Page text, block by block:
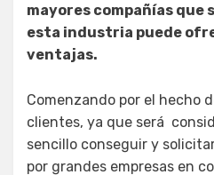
mayores compañías que
esta industria puede
ventajas.
Comenzando por el hecho
clientes, ya que será
sencillo conseguir y
por grandes empresas en